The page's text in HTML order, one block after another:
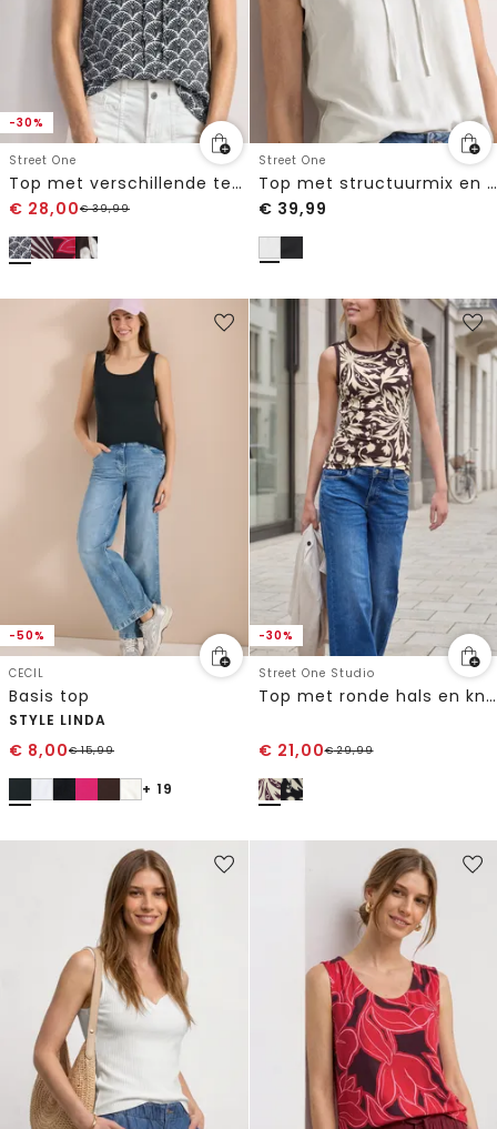
-30%
Street One
Top met verschillende texturen en gehaakte details
€ 28,00€39,99
Street One
Top met structuurmix en gehaakte details
€ 39,99
-50%
CECIL
Basis top
STYLE LINDA
€ 8,00€15,99
+ 19
-30%
Street One Studio
Top met ronde hals en knoopdetail
€ 21,00€29,99